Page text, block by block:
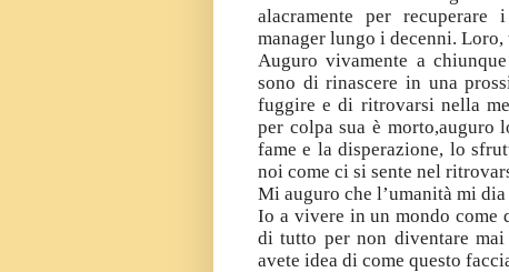
alacramente per
manager lungo i decenni.
Auguro vivamente a
sono di rinascere in una
fuggire e di ritrovarsi nella
per colpa sua è
fame e la disperazione, lo
noi come ci si sente nel
Mi auguro che l’umanità mi
Io a vivere in un mondo come
di tutto per non diventare mai
avete idea di come questo